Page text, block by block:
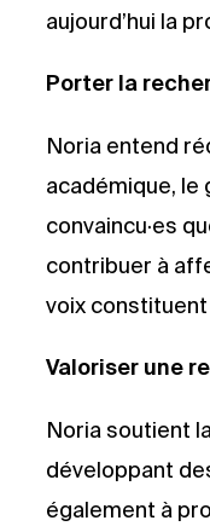
aujourd’hui la
Porter la
Noria entend
académique, le
convaincu·es
contribuer à
voix
Valoriser une
Noria soutient
développant
également à